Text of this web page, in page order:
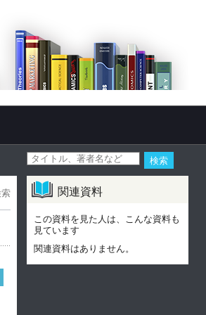
関連資料
この資料を見た人は、こんな資料も
見ています
関連資料はありません。